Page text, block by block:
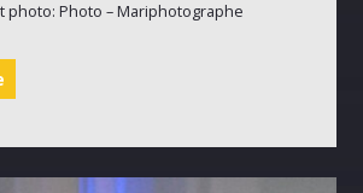
photo: Photo – Mariphotographe